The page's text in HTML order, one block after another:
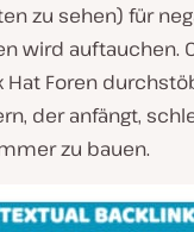
zu sehen) für
wird auftauchen.
Hat Foren
der anfängt,
zu bauen.